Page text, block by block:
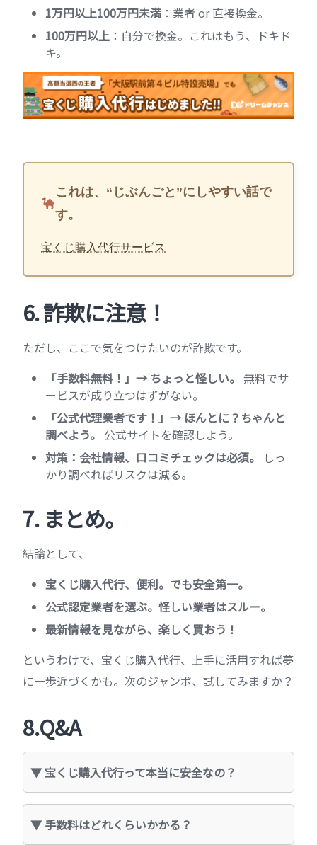
1万円以上100万円未満 ：業者 or 直接換金。
100万円以上 ：自分で換金。これはもう、ドキド
キ。
これは、“じぶんごと”にしやすい話で
す。
宝くじ購入代行サービス
6. 詐欺に注意！
ただし、ここで気をつけたいのが詐欺です。
「手数料無料！」→ ちょっと怪しい。 無料でサ
ービスが成り立つはずがない。
「公式代理業者です！」→ ほんとに？ちゃんと
調べよう。 公式サイトを確認しよう。
対策：会社情報、口コミチェックは必須。
しっ
かり調べればリスクは減る。
7. まとめ。
結論として、
宝くじ購入代行、便利。でも安全第一。
公式認定業者を選ぶ。怪しい業者はスルー。
最新情報を見ながら、楽しく買おう！
というわけで、宝くじ購入代行、上手に活用すれば夢
に一歩近づくかも。次のジャンボ、試してみますか？
8.Q&A
宝くじ購入代行って本当に安全なの？
手数料はどれくらいかかる？